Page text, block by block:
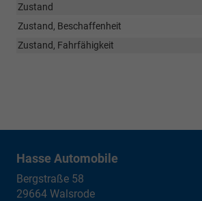
Zustand
Zustand, Beschaffenheit
Zustand, Fahrfähigkeit
Hasse Automobile
Bergstraße 58
29664 Walsrode